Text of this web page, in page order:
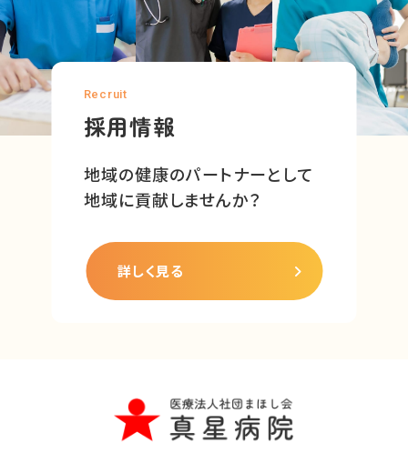
Recruit
採用情報
地域の健康のパートナーとして
地域に貢献しませんか？
詳しく見る